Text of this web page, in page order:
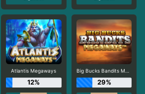
Atlantis Megaways
12%
Big Bucks Bandits Megaways
29%